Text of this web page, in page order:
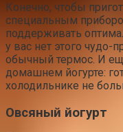
Конечно, чтобы
специальным
поддерживать
у вас нет этого чудо-
обычный термос. И
домашнем йогурте:
холодильнике не
Овсяный йогурт